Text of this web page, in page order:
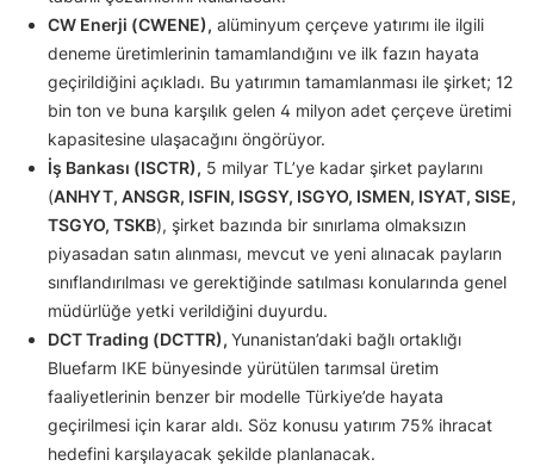
CW Enerji (CWENE), alüminyum çerçeve yatırımı ile ilgili
deneme üretimlerinin tamamlandığını ve ilk fazın hayata
geçirildiğini açıkladı. Bu yatırımın tamamlanması ile şirket; 12
bin ton ve buna karşılık gelen 4 milyon adet çerçeve üretimi
kapasitesine ulaşacağını öngörüyor.
İş Bankası (ISCTR), 5 milyar TL’ye kadar şirket paylarını
(ANHYT, ANSGR, ISFIN, ISGSY, ISGYO, ISMEN, ISYAT, SISE,
TSGYO, TSKB), şirket bazında bir sınırlama olmaksızın
piyasadan satın alınması, mevcut ve yeni alınacak payların
sınıflandırılması ve gerektiğinde satılması konularında genel
müdürlüğe yetki verildiğini duyurdu.
DCT Trading (DCTTR), Yunanistan’daki bağlı ortaklığı
Bluefarm IKE bünyesinde yürütülen tarımsal üretim
faaliyetlerinin benzer bir modelle Türkiye’de hayata
geçirilmesi için karar aldı. Söz konusu yatırım 75% ihracat
hedefini karşılayacak şekilde planlanacak.